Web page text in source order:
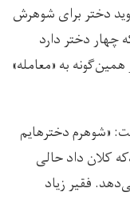
دختر برای شوهرش
دختر دارد
به «معامله»
است: «شوهرم دخترهایم
کلان داد حالی
فقیر زیاد